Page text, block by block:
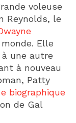
voleuse
Reynolds, le
Elle
à une autre
à nouveau
Patty
biographique
de Gal